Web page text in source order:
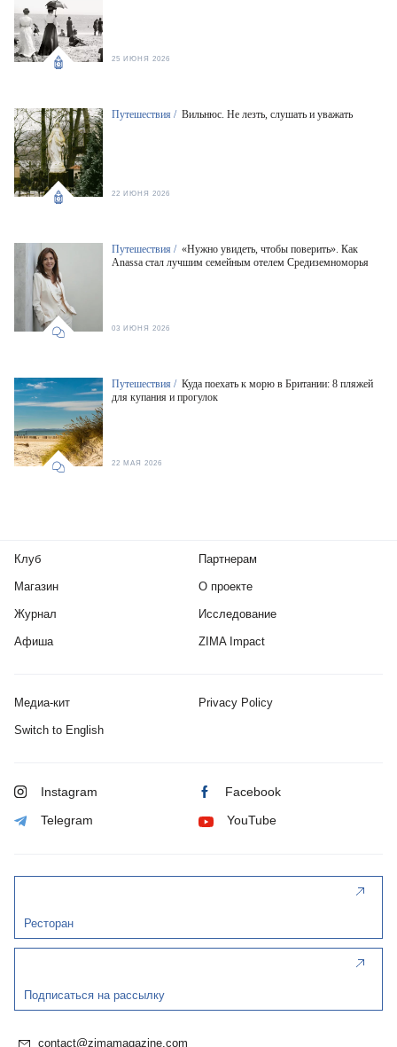
25 ИЮНЯ 2026
Путешествия / Вильнюс. Не лезть, слушать и уважать
22 ИЮНЯ 2026
Путешествия / «Нужно увидеть, чтобы поверить». Как
Anassa стал лучшим семейным отелем Средиземноморья
03 ИЮНЯ 2026
Путешествия / Куда поехать к морю в Британии: 8 пляжей
для купания и прогулок
22 МАЯ 2026
Клуб
Магазин
Журнал
Афиша
Партнерам
О проекте
Исследование
ZIMA Impact
Медиа-кит Privacy Policy
Switch to English
Instagram Facebook
Telegram YouTube
Ресторан
Подписаться на рассылку
contact@zimamagazine.com